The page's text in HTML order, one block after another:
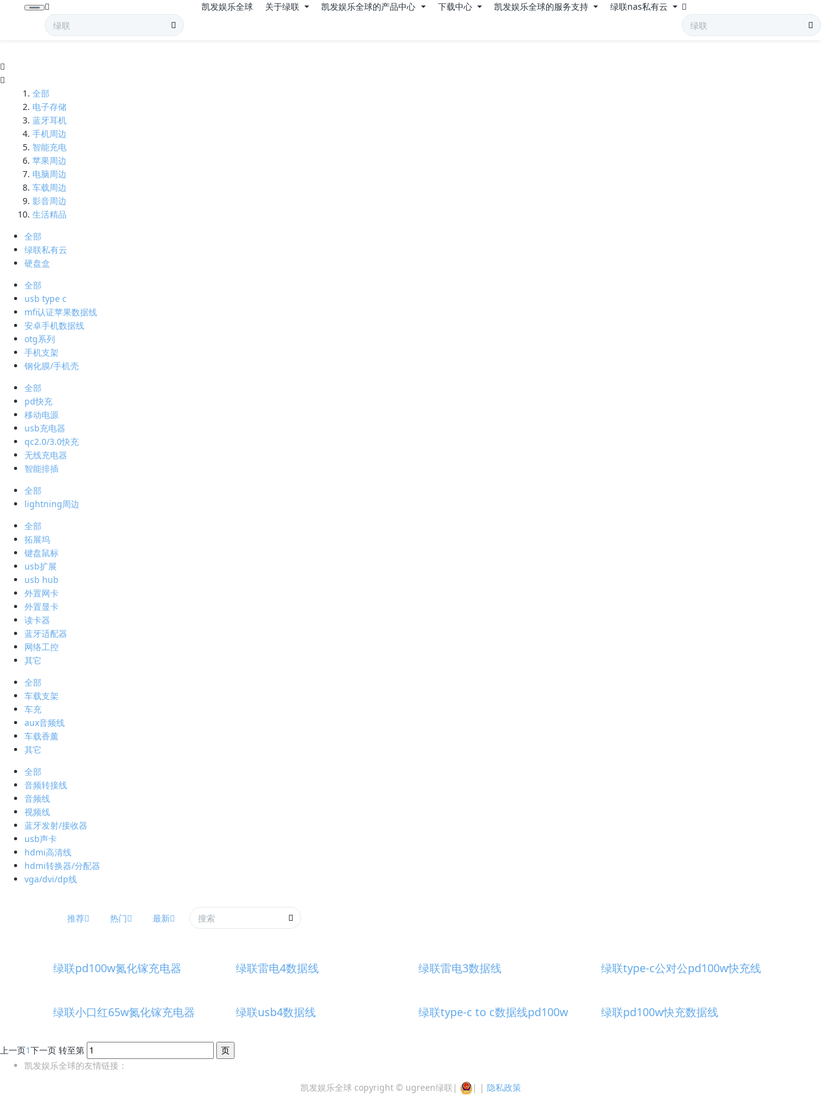
pd100w-凯发娱乐全球
凯发娱乐全球 关于绿联 凯发娱乐全球的产品中心 下载中心 凯发娱乐全球的服务支持 绿联nas私有云
全部
电子存储
蓝牙耳机
手机周边
智能充电
苹果周边
电脑周边
车载周边
影音周边
生活精品
全部
绿联私有云
硬盘盒
全部
usb type c
mfi认证苹果数据线
安卓手机数据线
otg系列
手机支架
钢化膜/手机壳
全部
pd快充
移动电源
usb充电器
qc2.0/3.0快充
无线充电器
智能排插
全部
lightning周边
全部
拓展坞
键盘鼠标
usb扩展
usb hub
外置网卡
外置显卡
读卡器
蓝牙适配器
网络工控
其它
全部
车载支架
车充
aux音频线
车载香薰
其它
全部
音频转接线
音频线
视频线
蓝牙发射/接收器
usb声卡
hdmi高清线
hdmi转换器/分配器
vga/dvi/dp线
推荐 热门 最新
绿联pd100w氮化镓充电器 绿联雷电4数据线 绿联雷电3数据线 绿联type-c公对公pd100w快充线
绿联小口红65w氮化镓充电器 绿联usb4数据线 绿联type-c to c数据线pd100w 绿联pd100w快充数据线
上一页1下一页 转至第
凯发娱乐全球的友情链接：
凯发娱乐全球 copyright © ugreen绿联 | | | 隐私政策